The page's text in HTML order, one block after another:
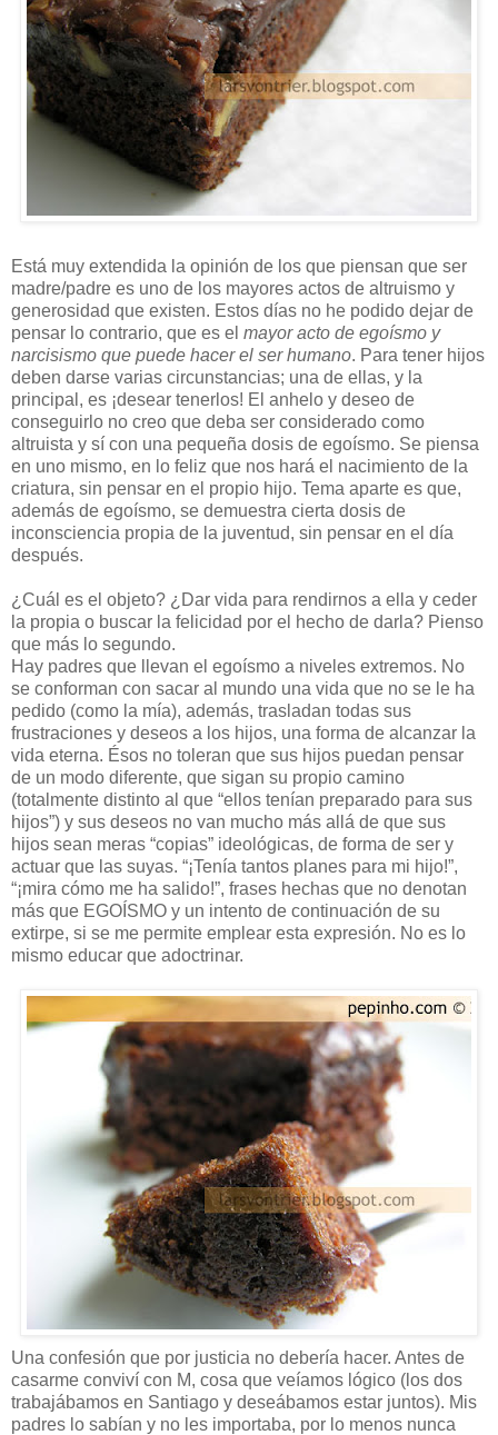
Está muy extendida la opinión de los que piensan que ser
madre/padre es uno de los mayores actos de altruismo y
generosidad que existen. Estos días no he podido dejar de
pensar lo contrario, que es el mayor acto de egoísmo y
narcisismo que puede hacer el ser humano. Para tener hijos
deben darse varias circunstancias; una de ellas, y la
principal, es ¡desear tenerlos! El anhelo y deseo de
conseguirlo no creo que deba ser considerado como
altruista y sí con una pequeña dosis de egoísmo. Se piensa
en uno mismo, en lo feliz que nos hará el nacimiento de la
criatura, sin pensar en el propio hijo. Tema aparte es que,
además de egoísmo, se demuestra cierta dosis de
inconsciencia propia de la juventud, sin pensar en el día
después.
¿Cuál es el objeto? ¿Dar vida para rendirnos a ella y ceder
la propia o buscar la felicidad por el hecho de darla? Pienso
que más lo segundo.
Hay padres que llevan el egoísmo a niveles extremos. No
se conforman con sacar al mundo una vida que no se le ha
pedido (como la mía), además, trasladan todas sus
frustraciones y deseos a los hijos, una forma de alcanzar la
vida eterna. Ésos no toleran que sus hijos puedan pensar
de un modo diferente, que sigan su propio camino
(totalmente distinto al que “ellos tenían preparado para sus
hijos”) y sus deseos no van mucho más allá de que sus
hijos sean meras “copias” ideológicas, de forma de ser y
actuar que las suyas. “¡Tenía tantos planes para mi hijo!”,
“¡mira cómo me ha salido!”, frases hechas que no denotan
más que EGOÍSMO y un intento de continuación de su
extirpe, si se me permite emplear esta expresión. No es lo
mismo educar que adoctrinar.
Una confesión que por justicia no debería hacer. Antes de
casarme conviví con M, cosa que veíamos lógico (los dos
trabajábamos en Santiago y deseábamos estar juntos). Mis
padres lo sabían y no les importaba, por lo menos nunca